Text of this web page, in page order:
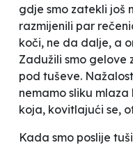
gdje smo zatekli još
razmijenili par
koči, ne da dalje, a
Zadužili smo gelove
pod tuševe.
nemamo sliku
koja, kovitlajući se,
Kada smo poslije